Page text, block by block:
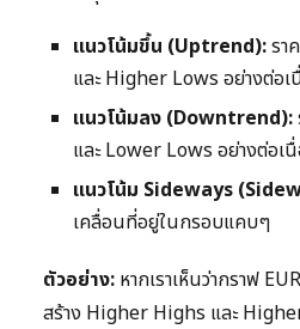
แนวโน้มขึ้น (Uptrend):รา
และ Higher Lows อย่างต่อเ
แนวโน้มลง (Downtrend):
และ Lower Lows อย่างต่อเ
แนวโน้ม Sideways
เคลื่อนที่อยู่ในกรอบแคบๆ
ตัวอย่าง: หากเราเห็นว่ากราฟ
สร้าง Higher Highs และ